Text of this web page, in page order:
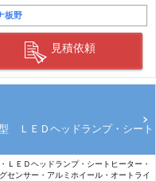
板野
見積依頼
ＬＥＤヘッドランプ・シート
ＬＥＤヘッドランプ・シートヒーター・
センサー・アルミホイール・オートライ